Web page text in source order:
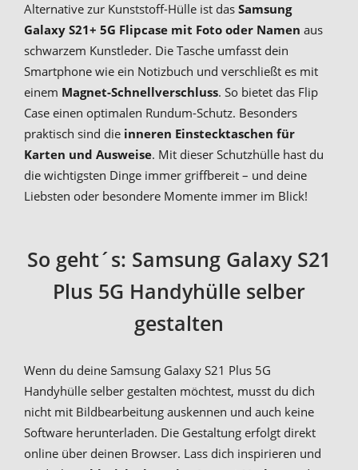
Alternative zur Kunststoff-Hülle ist das Samsung
Galaxy S21+ 5G Flipcase mit Foto oder Namen aus
schwarzem Kunstleder. Die Tasche umfasst dein
Smartphone wie ein Notizbuch und verschließt es mit
einem Magnet-Schnellverschluss. So bietet das Flip
Case einen optimalen Rundum-Schutz. Besonders
praktisch sind die inneren Einstecktaschen für
Karten und Ausweise. Mit dieser Schutzhülle hast du
die wichtigsten Dinge immer griffbereit – und deine
Liebsten oder besondere Momente immer im Blick!
So geht´s: Samsung Galaxy S21
Plus 5G Handyhülle selber
gestalten
Wenn du deine Samsung Galaxy S21 Plus 5G
Handyhülle selber gestalten möchtest, musst du dich
nicht mit Bildbearbeitung auskennen und auch keine
Software herunterladen. Die Gestaltung erfolgt direkt
online über deinen Browser. Lass dich inspirieren und